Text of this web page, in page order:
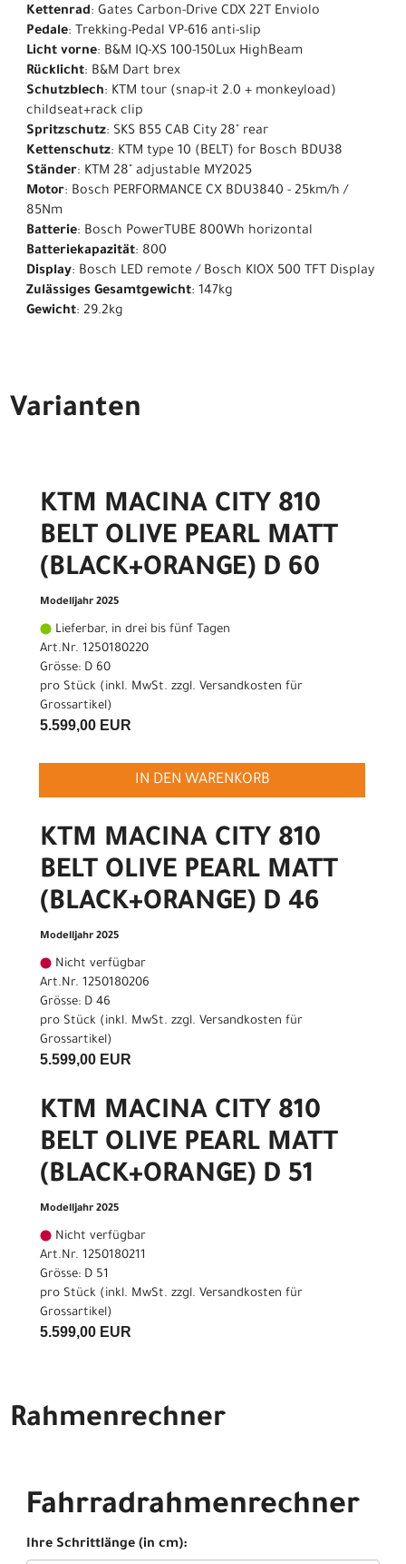
Kettenrad: Gates Carbon-Drive CDX 22T Enviolo
Pedale: Trekking-Pedal VP-616 anti-slip
Licht vorne: B&M IQ-XS 100-150Lux HighBeam
Rücklicht: B&M Dart brex
Schutzblech: KTM tour (snap-it 2.0 + monkeyload)
childseat+rack clip
Spritzschutz: SKS B55 CAB City 28" rear
Kettenschutz: KTM type 10 (BELT) for Bosch BDU38
Ständer: KTM 28" adjustable MY2025
Motor: Bosch PERFORMANCE CX BDU3840 - 25km/h /
85Nm
Batterie: Bosch PowerTUBE 800Wh horizontal
Batteriekapazität: 800
Display: Bosch LED remote / Bosch KIOX 500 TFT Display
Zulässiges Gesamtgewicht: 147kg
Gewicht: 29.2kg
Varianten
KTM MACINA CITY 810
BELT OLIVE PEARL MATT
(BLACK+ORANGE) D 60
Modelljahr 2025
Lieferbar, in drei bis fünf Tagen
Art.Nr. 1250180220
Grösse: D 60
pro Stück (inkl. MwSt. zzgl. Versandkosten für
Grossartikel)
5.599,00 EUR
IN DEN WARENKORB
KTM MACINA CITY 810
BELT OLIVE PEARL MATT
(BLACK+ORANGE) D 46
Modelljahr 2025
Nicht verfügbar
Art.Nr. 1250180206
Grösse: D 46
pro Stück (inkl. MwSt. zzgl. Versandkosten für
Grossartikel)
5.599,00 EUR
KTM MACINA CITY 810
BELT OLIVE PEARL MATT
(BLACK+ORANGE) D 51
Modelljahr 2025
Nicht verfügbar
Art.Nr. 1250180211
Grösse: D 51
pro Stück (inkl. MwSt. zzgl. Versandkosten für
Grossartikel)
5.599,00 EUR
Rahmenrechner
Fahrradrahmenrechner
Ihre Schrittlänge (in cm):